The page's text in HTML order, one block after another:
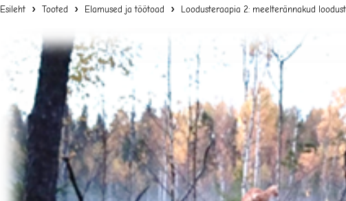
Esileht Tooted Elamused ja töötoad Loodusteraapia 2: meelterännakud